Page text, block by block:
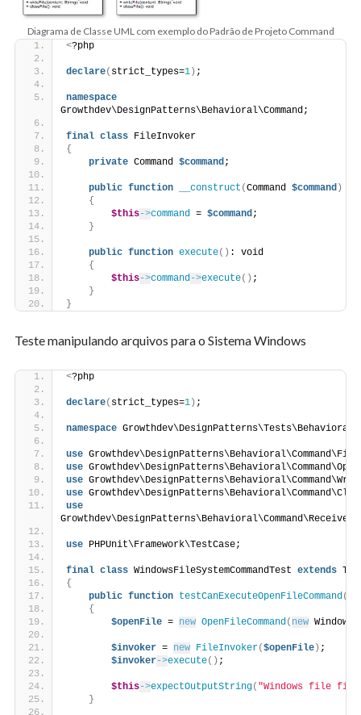
Diagrama de Classe UML com exemplo do Padrão de Projeto Command
<?php
declare( strict_types=1) ;
namespace
Growthdev\DesignPatterns\Behavioral\Command;
final class FileInvoker
{
private Command $command;
public function __construct (Command $command)
{
$this->command = $command;
}
public function execute() : void
{
$this->command->execute() ;
}
}
Teste manipulando arquivos para o Sistema Windows
<?php
declare( strict_types=1) ;
namespace
use
use
use
use
use
use PHPUnit\Framework\TestCase;
final class WindowsFileSystemCommandTest extends
{
public function testCanExecuteOpenFileCommand()
{
$openFile = new OpenFileCommand( new
$invoker = new FileInvoker($openFile) ;
$invoker->execute() ;
$this->expectOutputString( "Windows file
}